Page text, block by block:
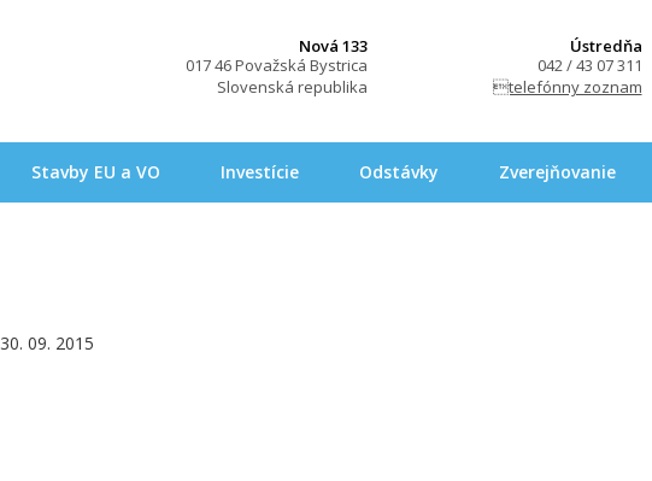
Nová 133
017 46 Považská Bystrica
Slovenská republika
Ústredňa
042 / 43 07 311
telefónny zoznam
Stavby EU a VO Investície Odstávky Zverejňovanie
30. 09. 2015